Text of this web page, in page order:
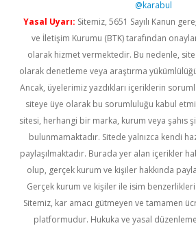
@karabul
Yasal Uyarı: Sitemiz, 5651 Sayılı Kanun
ve İletişim Kurumu (BTK) tarafından
olarak hizmet vermektedir. Bu nedenle,
olarak denetleme veya araştırma
Ancak, üyelerimiz yazdıkları içeriklerin
siteye üye olarak bu sorumluluğu kabul
sitesi, herhangi bir marka, kurum veya şahıs
bulunmamaktadır. Sitede yalnızca kendi
paylaşılmaktadır. Burada yer alan içerikler
olup, gerçek kurum ve kişiler hakkında
Gerçek kurum ve kişiler ile isim
Sitemiz, kar amacı gütmeyen ve tamamen
platformudur. Hukuka ve yasal